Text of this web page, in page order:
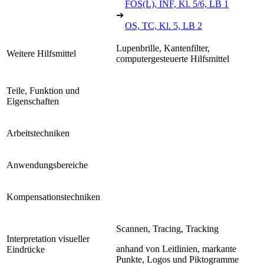
FÖS(L), INF, Kl. 5/6, LB 1
➔
OS, TC, Kl. 5, LB 2
Weitere Hilfsmittel
Lupenbrille, Kantenfilter,
computergesteuerte Hilfsmittel
Teile, Funktion und
Eigenschaften
Arbeitstechniken
Anwendungsbereiche
Kompensationstechniken
Interpretation visueller
Eindrücke
Scannen, Tracing, Tracking
anhand von Leitlinien, markante
Punkte, Logos und Piktogramme